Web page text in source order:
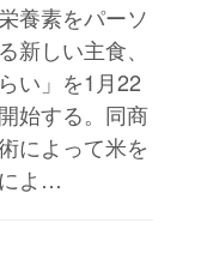
養素をパーソ
新しい主食、
い」を1月22
始する。同商
によって米を
よ…